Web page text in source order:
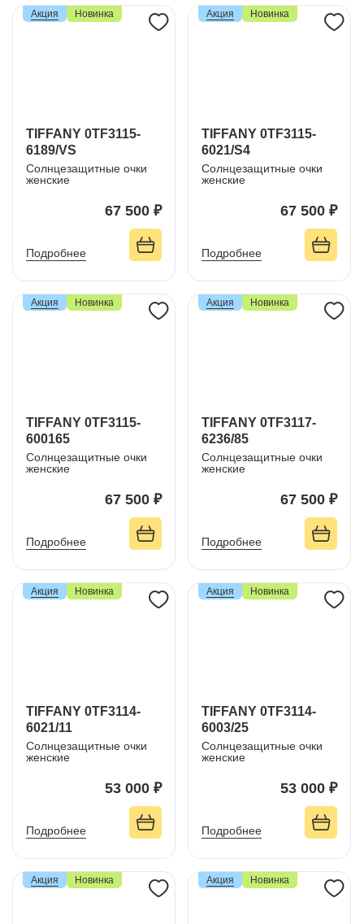
TIFFANY 0TF3115-
6189/VS
Солнцезащитные очки
женские
67 500 ₽
Подробнее
Акция Новинка
TIFFANY 0TF3115-
6021/S4
Солнцезащитные очки
женские
67 500 ₽
Подробнее
Акция Новинка
TIFFANY 0TF3115-
600165
Солнцезащитные очки
женские
67 500 ₽
Подробнее
Акция Новинка
TIFFANY 0TF3117-
6236/85
Солнцезащитные очки
женские
67 500 ₽
Подробнее
Акция Новинка
TIFFANY 0TF3114-
6021/11
Солнцезащитные очки
женские
53 000 ₽
Подробнее
Акция Новинка
TIFFANY 0TF3114-
6003/25
Солнцезащитные очки
женские
53 000 ₽
Подробнее
Акция Новинка
Акция Новинка Акция Новинка